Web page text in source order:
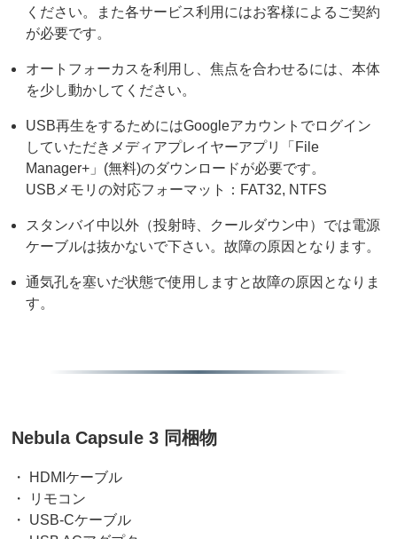
ください。また各サービス利用にはお客様によるご契約
が必要です。
オートフォーカスを利用し、焦点を合わせるには、本体
を少し動かしてください。
USB再生をするためにはGoogleアカウントでログイン
していただきメディアプレイヤーアプリ「File
Manager+」(無料)のダウンロードが必要です。
USBメモリの対応フォーマット：FAT32, NTFS
スタンバイ中以外（投射時、クールダウン中）では電源
ケーブルは抜かないで下さい。故障の原因となります。
通気孔を塞いだ状態で使用しますと故障の原因となりま
す。
Nebula Capsule 3 同梱物
・ HDMIケーブル
・ リモコン
・ USB-Cケーブル